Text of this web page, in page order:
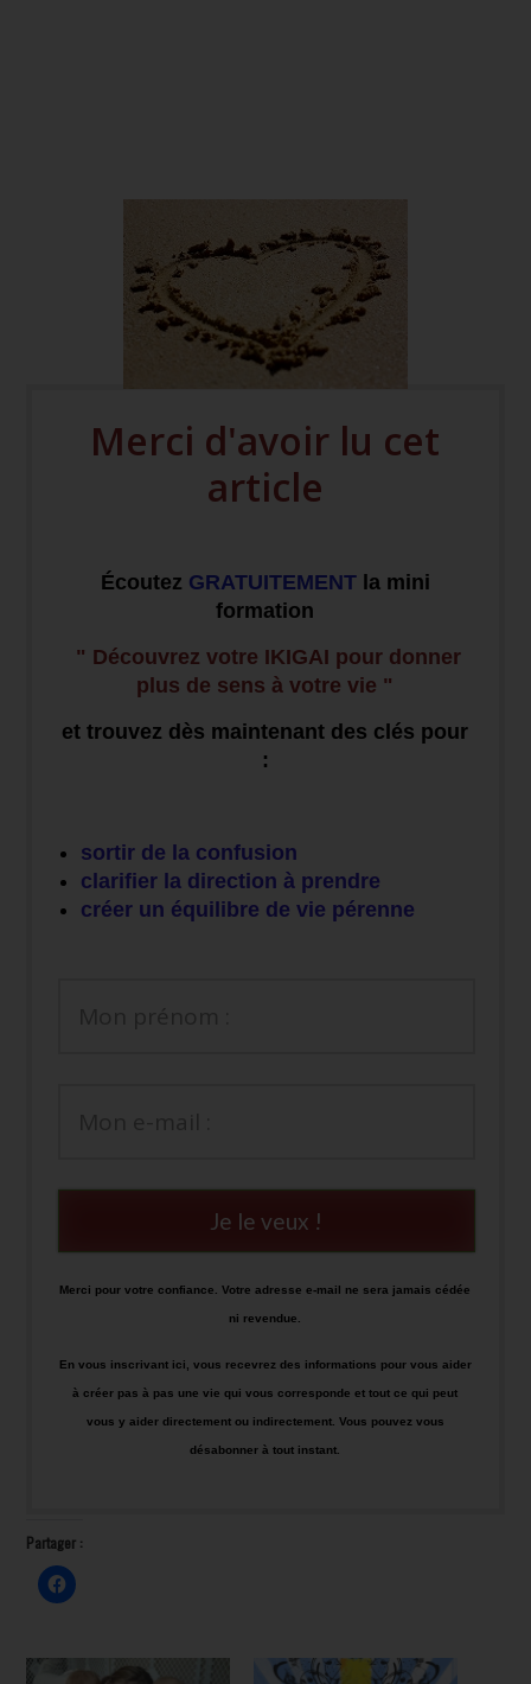
Merci d'avoir lu cet
article
Écoutez GRATUITEMENT la mini
formation
" Découvrez votre IKIGAI pour donner
plus de sens à votre vie "
et trouvez dès maintenant des clés pour
:
sortir de la confusion
clarifier la direction à prendre
créer un équilibre de vie pérenne
Je le veux !
Merci pour votre confiance. Votre adresse e-mail ne sera jamais cédée
ni revendue.
En vous inscrivant ici, vous recevrez des informations pour vous aider
à créer pas à pas une vie qui vous corresponde et tout ce qui peut
vous y aider directement ou indirectement. Vous pouvez vous
désabonner à tout instant.
Partager :